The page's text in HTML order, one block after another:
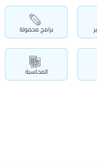
برامج محمولة
المحاسبة